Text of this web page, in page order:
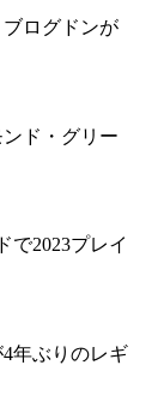
ログドンが
ド・グリー
で2023プレイ
年ぶりのレギ